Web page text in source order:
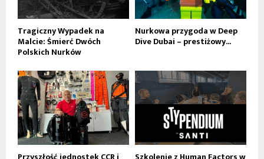
Tragiczny Wypadek na
Malcie: Śmierć Dwóch
Polskich Nurków
Nurkowa przygoda w Deep
Dive Dubai – prestiżowy...